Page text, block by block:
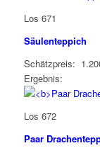
Los 671
Säulenteppich
Schätzpreis:
Ergebnis:
Los 672
Paar